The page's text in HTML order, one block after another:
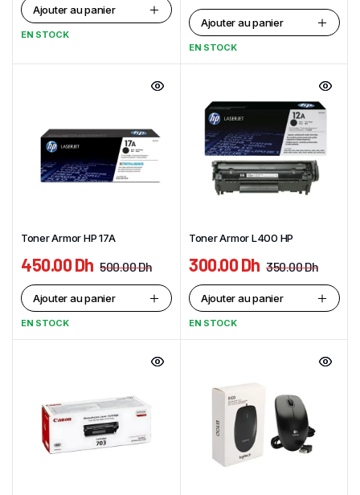
Ajouter au panier
EN STOCK
Ajouter au panier
EN STOCK
Toner Armor HP 17A
500.00Dh
450.00Dh
Ajouter au panier
EN STOCK
Toner Armor L400 HP
350.00Dh
300.00Dh
Ajouter au panier
EN STOCK